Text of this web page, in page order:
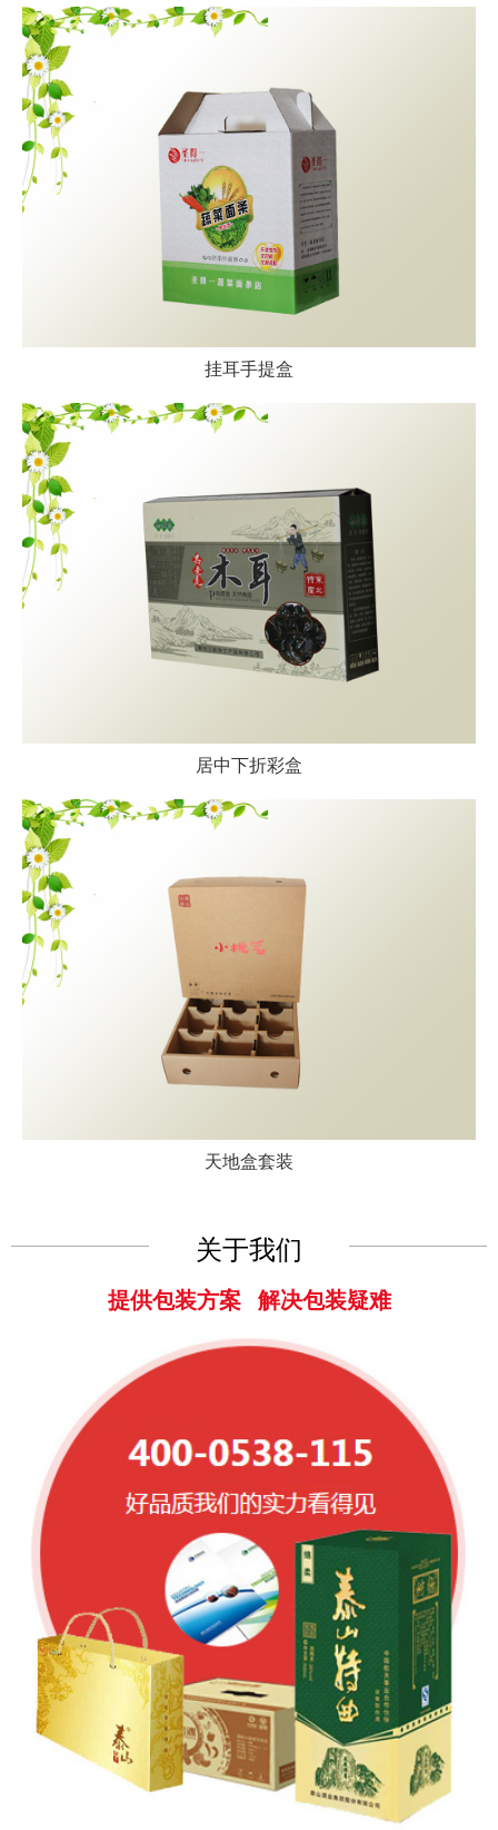
挂耳手提盒
居中下折彩盒
天地盒套装
关于我们
提供包装方案 解决包装疑难